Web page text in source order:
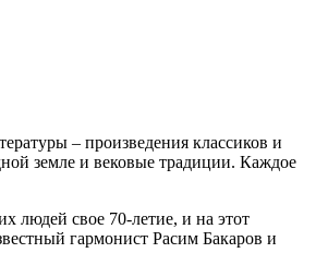
– произведения классиков и
земле и вековые традиции. Каждое
людей свое 70-летие, и на этот
гармонист Расим Бакаров и